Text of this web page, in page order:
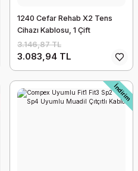
1240 Cefar Rehab X2 Tens
Cihazı Kablosu, 1 Çift
3.146,87 TL
3.083,94 TL
İndirim